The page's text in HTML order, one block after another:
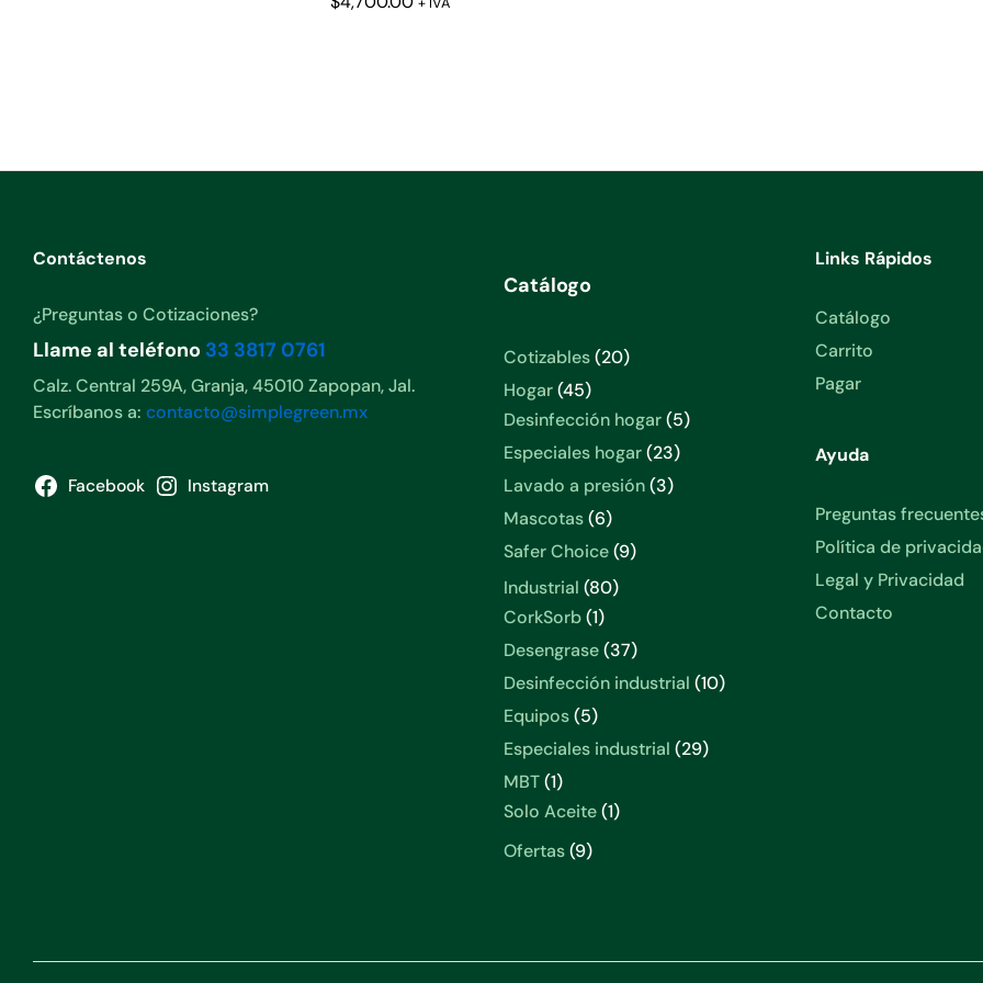
Contáctenos
¿Preguntas o Cotizaciones?
Llame al teléfono 33 3817 0761
Calz. Central 259A, Granja, 45010 Zapopan, Jal.
Escríbanos a: contacto@simplegreen.mx
Facebook Instagram
Catálogo
Cotizables 2020
Hogar 4545
productos
Desinfección hogar 55
Especiales hogar 2323
productos
Lavado a presión 33
Mascotas 66
productos
Safer Choice 99
Industrial 8080
CorkSorb 11
producto
Desengrase 3737
productos
Desinfección industrial 1010
Equipos 55
productos
Especiales industrial 2929
MBT 11
producto
Solo Aceite 11
Ofertas 99
Links Rápidos
Catálogo
Carrito
Pagar
Ayuda
Preguntas
Política de
Legal y Privacidad
Contacto